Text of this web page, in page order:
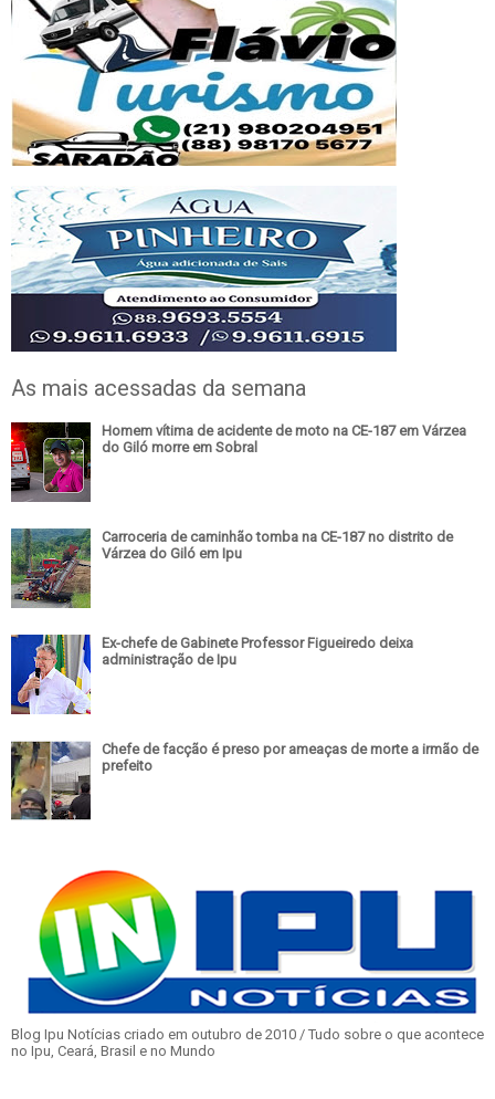
As mais acessadas da semana
Homem vítima de acidente de moto na CE-187 em Várzea
do Giló morre em Sobral
Carroceria de caminhão tomba na CE-187 no distrito de
Várzea do Giló em Ipu
Ex-chefe de Gabinete Professor Figueiredo deixa
administração de Ipu
Chefe de facção é preso por ameaças de morte a irmão de
prefeito
Blog Ipu Notícias criado em outubro de 2010 / Tudo sobre o que acontece
no Ipu, Ceará, Brasil e no Mundo